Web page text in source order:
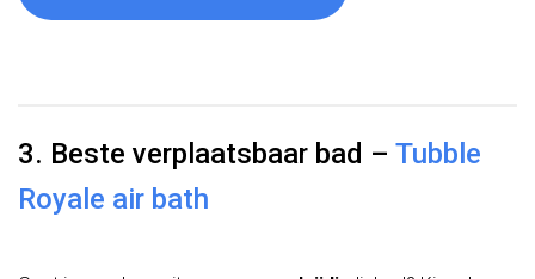
3. Beste verplaatsbaar bad – Tubble
Royale air bath